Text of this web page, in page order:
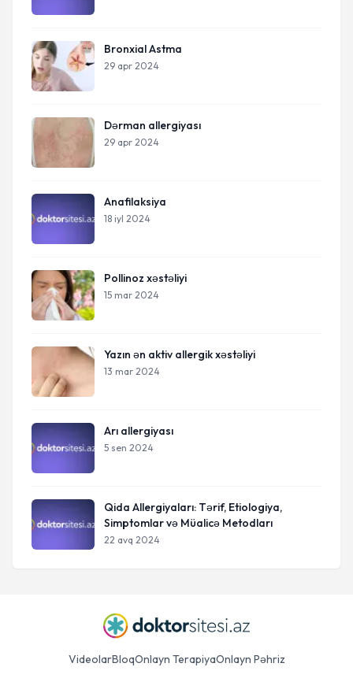
Bronxial Astma
29 apr 2024
Dərman allergiyası
29 apr 2024
Anafilaksiya
18 iyl 2024
Pollinoz xəstəliyi
15 mar 2024
Yazın ən aktiv allergik xəstəliyi
13 mar 2024
Arı allergiyası
5 sen 2024
Qida Allergiyaları: Tərif, Etiologiya,
Simptomlar və Müalicə Metodları
22 avq 2024
VideolarBloqOnlayn TerapiyaOnlayn Pəhriz